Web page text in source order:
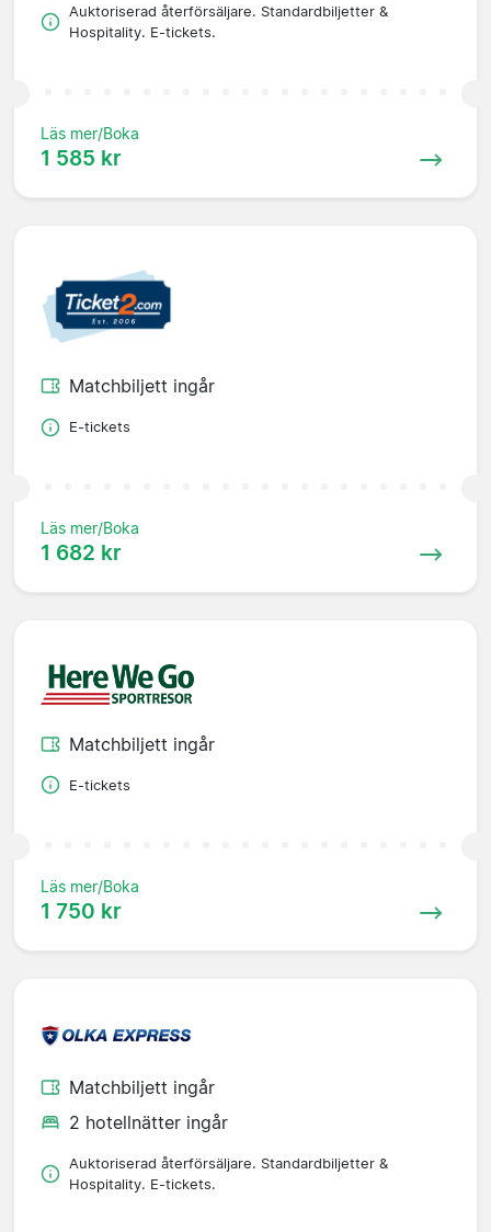
Auktoriserad återförsäljare. Standardbiljetter &
Hospitality. E-tickets.
Läs mer/Boka
1 585 kr
Matchbiljett ingår
E-tickets
Läs mer/Boka
1 682 kr
Matchbiljett ingår
E-tickets
Läs mer/Boka
1 750 kr
Matchbiljett ingår
2 hotellnätter ingår
Auktoriserad återförsäljare. Standardbiljetter &
Hospitality. E-tickets.